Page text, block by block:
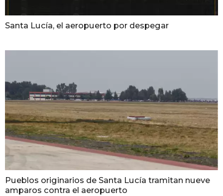
Santa Lucía, el aeropuerto por despegar
Pueblos originarios de Santa Lucía tramitan nueve
amparos contra el aeropuerto